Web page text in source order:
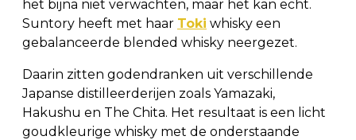
het bijna niet verwachten, maar het kan echt.
Suntory heeft met haar Toki whisky een
gebalanceerde blended whisky neergezet.
Daarin zitten godendranken uit verschillende
Japanse distilleerderijen zoals Yamazaki,
Hakushu en The Chita. Het resultaat is een licht
goudkleurige whisky met de onderstaande